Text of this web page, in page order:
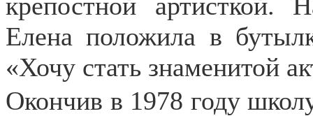
Елена положила в
«Хочу стать знаменитой
Окончив в 1978 году